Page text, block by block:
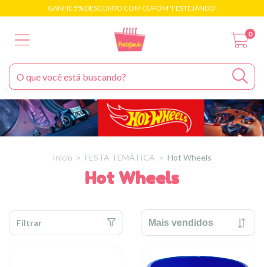
GANHE 5% DESCONTO COM CUPOM 'FESTEJANDO'
0
Início > FESTA TEMÁTICA > Hot Wheels
Hot Wheels
Filtrar